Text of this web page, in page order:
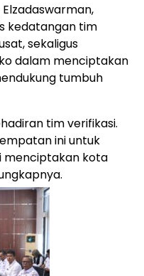
kedatangan tim
sekaligus
dalam menciptakan
tumbuh
tim verifikasi.
ini untuk
menciptakan kota